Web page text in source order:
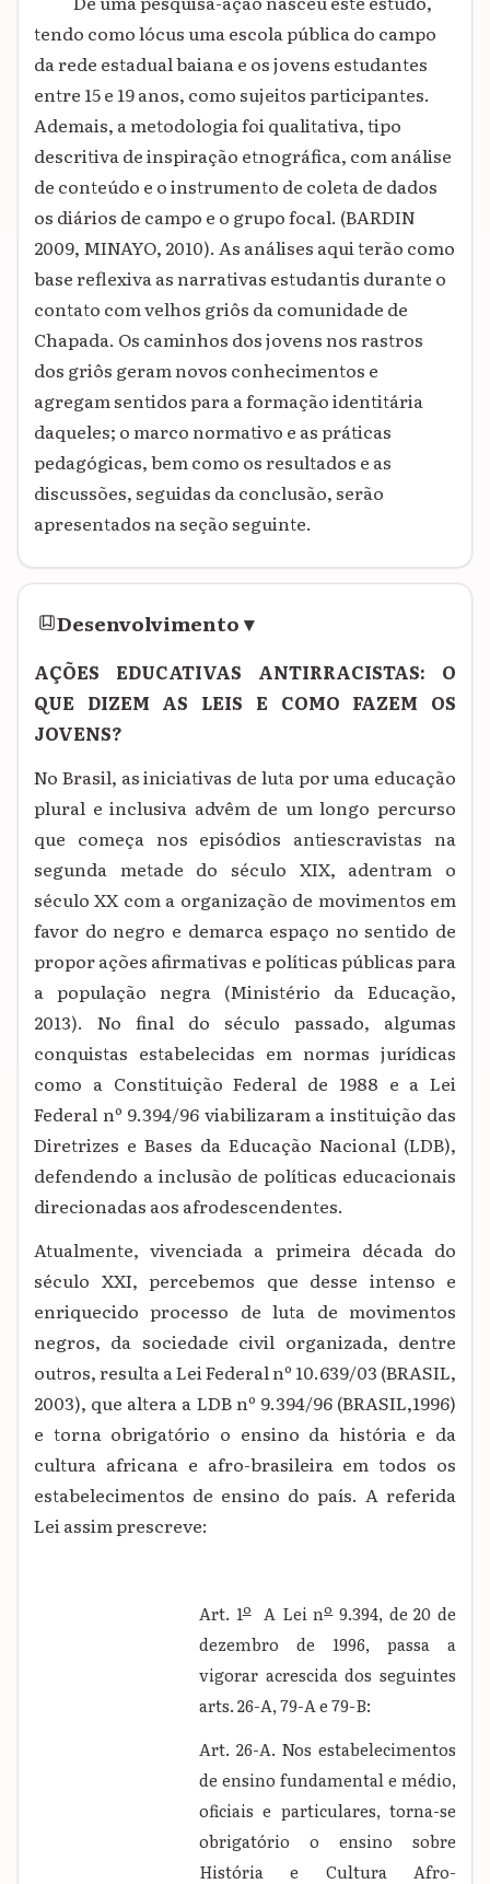
tendo como lócus uma escola pública do campo
da rede estadual baiana e os jovens estudantes
entre 15 e 19 anos, como sujeitos participantes.
Ademais, a metodologia foi qualitativa, tipo
descritiva de inspiração etnográfica, com análise
de conteúdo e o instrumento de coleta de dados
os diários de campo e o grupo focal. (BARDIN
2009, MINAYO, 2010). As análises aqui terão como
base reflexiva as narrativas estudantis durante o
contato com velhos griôs da comunidade de
Chapada. Os caminhos dos jovens nos rastros
dos griôs geram novos conhecimentos e
agregam sentidos para a formação identitária
daqueles; o marco normativo e as práticas
pedagógicas, bem como os resultados e as
discussões, seguidas da conclusão, serão
apresentados na seção seguinte.
Desenvolvimento▾
AÇÕES EDUCATIVAS ANTIRRACISTAS: O
QUE DIZEM AS LEIS E COMO FAZEM OS
JOVENS?
No Brasil, as iniciativas de luta por uma educação
plural e inclusiva advêm de um longo percurso
que começa nos episódios antiescravistas na
segunda metade do século XIX, adentram o
século XX com a organização de movimentos em
favor do negro e demarca espaço no sentido de
propor ações afirmativas e políticas públicas para
a população negra (Ministério da Educação,
2013). No final do século passado, algumas
conquistas estabelecidas em normas jurídicas
como a Constituição Federal de 1988 e a Lei
Federal nº 9.394/96 viabilizaram a instituição das
Diretrizes e Bases da Educação Nacional (LDB),
defendendo a inclusão de políticas educacionais
direcionadas aos afrodescendentes.
Atualmente, vivenciada a primeira década do
século XXI, percebemos que desse intenso e
enriquecido processo de luta de movimentos
negros, da sociedade civil organizada, dentre
outros, resulta a Lei Federal nº 10.639/03 (BRASIL,
2003), que altera a LDB nº 9.394/96 (BRASIL,1996)
e torna obrigatório o ensino da história e da
cultura africana e afro-brasileira em todos os
estabelecimentos de ensino do país. A referida
Lei assim prescreve:
Art. 1oA Lei no9.394, de 20 de
dezembro de 1996, passa a
vigorar acrescida dos seguintes
arts. 26-A, 79-A e 79-B:
Art. 26-A. Nos estabelecimentos
de ensino fundamental e médio,
oficiais e particulares, torna-se
obrigatório o ensino sobre
História e Cultura Afro-